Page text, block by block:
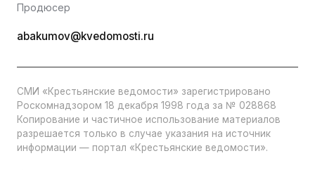
Продюсер
abakumov@kvedomosti.ru
СМИ «Крестьянские ведомости» зарегистрировано
Роскомнадзором 18 декабря 1998 года за № 028868
Копирование и частичное использование материалов
разрешается только в случае указания на источник
информации — портал «Крестьянские ведомости».